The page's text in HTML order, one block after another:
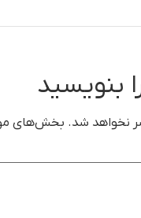
بنویسید
نخواهد شد. بخش‌های